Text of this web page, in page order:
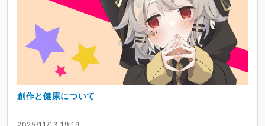
創作と健康について